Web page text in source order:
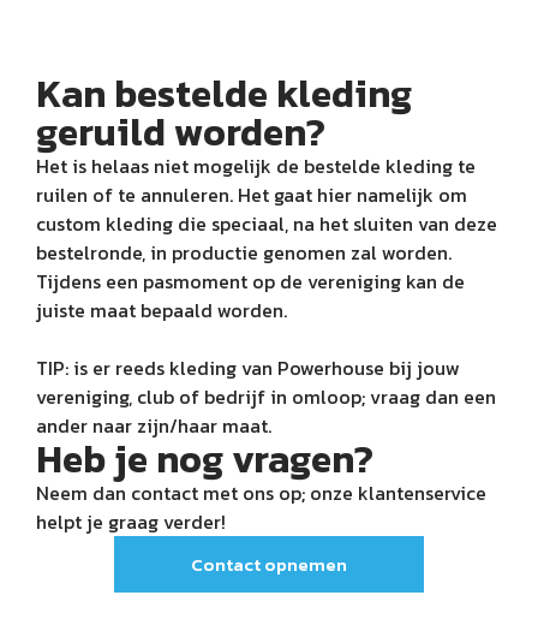
Kan bestelde kleding
geruild worden?
Het is helaas niet mogelijk de bestelde kleding te
ruilen of te annuleren. Het gaat hier namelijk om
custom kleding die speciaal, na het sluiten van deze
bestelronde, in productie genomen zal worden.
Tijdens een pasmoment op de vereniging kan de
juiste maat bepaald worden.
TIP: is er reeds kleding van Powerhouse bij jouw
vereniging, club of bedrijf in omloop; vraag dan een
ander naar zijn/haar maat.
Heb je nog vragen?
Neem dan contact met ons op; onze klantenservice
helpt je graag verder!
Contact opnemen